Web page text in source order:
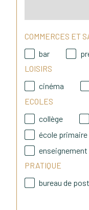
Julie &
COMMERCES ET
bar
LOISIRS
cinéma
ECOLES
collège
école primaire
PRATIQUE
bureau de